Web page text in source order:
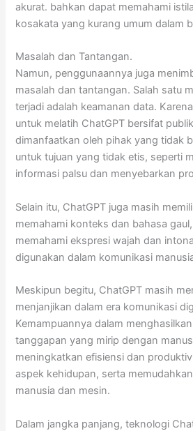
akurat. bahkan dapat memahami
kosakata yang kurang umum dalam
Masalah dan Tantangan.
Namun, penggunaannya juga
masalah dan tantangan. Salah satu
terjadi adalah keamanan data.
untuk melatih ChatGPT bersifat
dimanfaatkan oleh pihak yang tidak
untuk tujuan yang tidak etis, seperti
informasi palsu dan menyebarkan
Selain itu, ChatGPT juga masih
memahami konteks dan bahasa
memahami ekspresi wajah dan
digunakan dalam komunikasi
Meskipun begitu, ChatGPT masih
menjanjikan dalam era komunikasi
Kemampuannya dalam
tanggapan yang mirip dengan
meningkatkan efisiensi dan
aspek kehidupan, serta
manusia dan mesin.
Dalam jangka panjang, teknologi